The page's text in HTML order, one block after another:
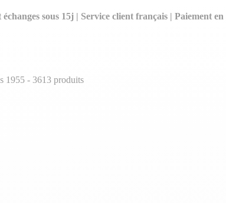
sous 15j | Service client français | Paiement en
1955 - 3613 produits